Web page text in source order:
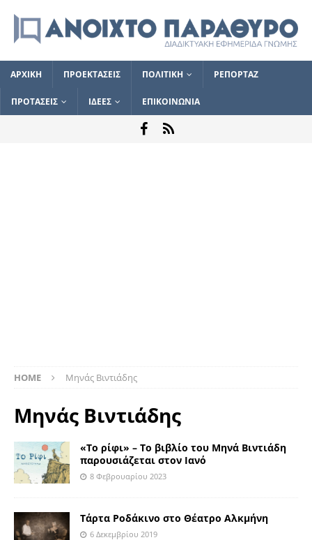
ΑΡΧΙΚΗ ΠΡΟΕΚΤΑΣΕΙΣ ΠΟΛΙΤΙΚΗ ΡΕΠΟΡΤΑΖ
ΠΡΟΤΑΣΕΙΣ ΙΔΕΕΣ ΕΠΙΚΟΙΝΩΝΙΑ
HOME Μηνάς Βιντιάδης
Μηνάς Βιντιάδης
«Το ρίφι» – Το βιβλίο του Μηνά Βιντιάδη
παρουσιάζεται στον Ιανό
8 Φεβρουαρίου 2023
Τάρτα Ροδάκινο στο Θέατρο Αλκμήνη
6 Δεκεμβρίου 2019